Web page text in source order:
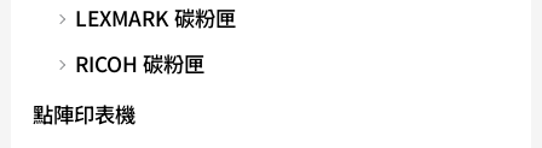
LEXMARK 碳粉匣
RICOH 碳粉匣
點陣印表機